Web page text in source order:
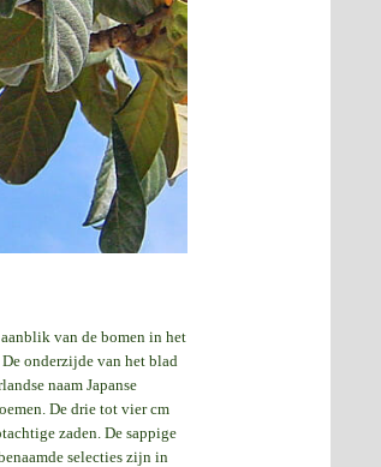
van de bomen in het
onderzijde van het blad
naam Japanse
De drie tot vier cm
zaden. De sappige
selecties zijn in